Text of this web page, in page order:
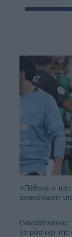
«Πέθανε ο
ανακοίνωση
το ρόστερ της